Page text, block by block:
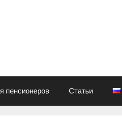
пенсионеров Статьи